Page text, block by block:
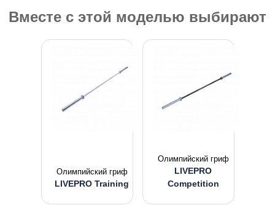
Вместе с этой моделью выбирают
Олимпийский гриф
LIVEPRO Training
Олимпийский гриф
LIVEPRO
Competition